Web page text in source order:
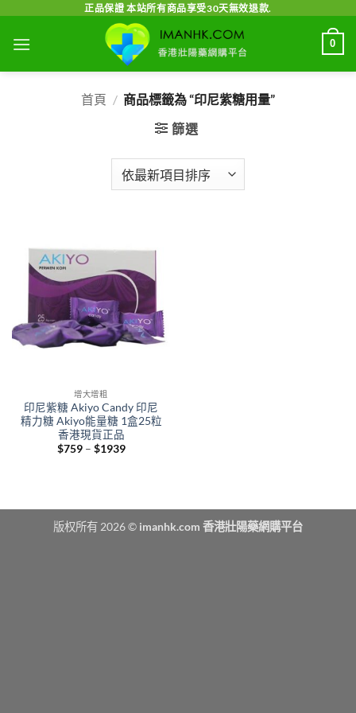
content
正品保證 本站所有商品享受30天無效退款.
0
首頁 / 商品標籤為 “印尼紫糖用量”
篩選
增大增粗
印尼紫糖 Akiyo Candy 印尼
精力糖 Akiyo能量糖 1盒25粒
香港現貨正品
$759 – $1939Price
版权所有 2026 © imanhk.com 香港壯陽藥網購平台